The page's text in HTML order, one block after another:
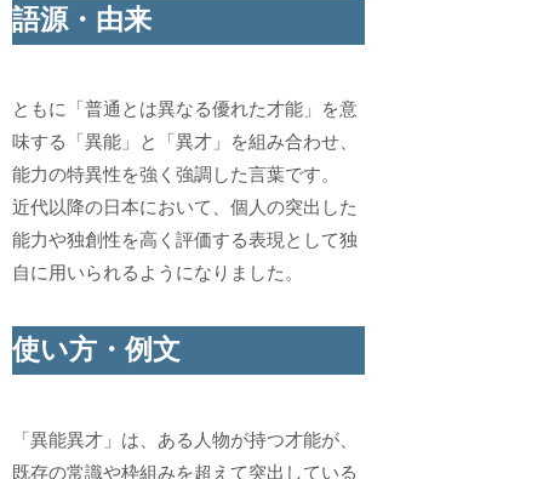
語源・由来
ともに「普通とは異なる優れた才能」を意
味する「異能」と「異才」を組み合わせ、
能力の特異性を強く強調した言葉です。
近代以降の日本において、個人の突出した
能力や独創性を高く評価する表現として独
自に用いられるようになりました。
使い方・例文
「異能異才」は、ある人物が持つ才能が、
既存の常識や枠組みを超えて突出している